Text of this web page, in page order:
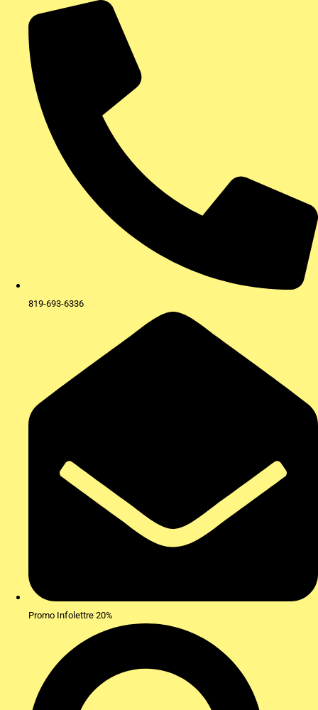
contenu
819-693-6336
Promo Infolettre 20%